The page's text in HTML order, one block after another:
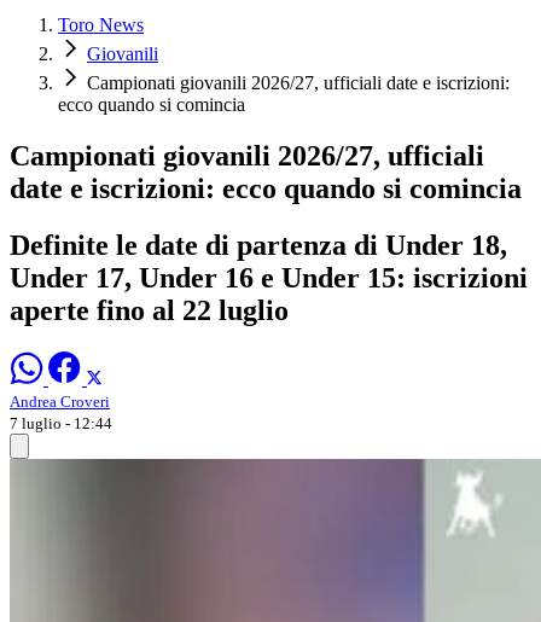
Toro News
Giovanili
Campionati giovanili 2026/27, ufficiali date e iscrizioni:
ecco quando si comincia
Campionati giovanili 2026/27, ufficiali
date e iscrizioni: ecco quando si comincia
Definite le date di partenza di Under 18,
Under 17, Under 16 e Under 15: iscrizioni
aperte fino al 22 luglio
Andrea Croveri
7 luglio - 12:44